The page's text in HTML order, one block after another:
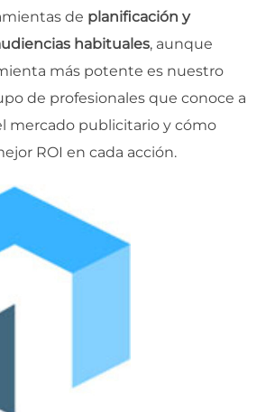
de planificación y
habituales, aunque
más potente es nuestro
de profesionales que conoce a
mercado publicitario y cómo
ROI en cada acción.